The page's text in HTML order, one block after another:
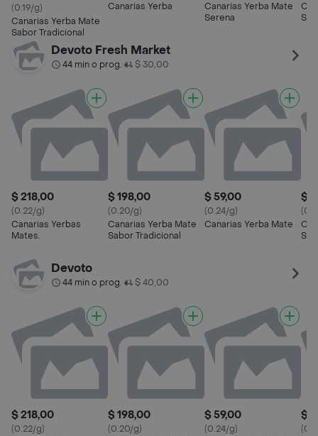
(0.19/g)
Canarias Yerba Mate
Sabor Tradicional
Canarias Yerba
Canarias Yerba Mate
Serena
Devoto Fresh Market
44 min o prog.• $ 30,00
$ 218,00
(0.22/g)
Canarias Yerbas
Mates.
$ 198,00
(0.20/g)
Canarias Yerba Mate
Sabor Tradicional
$ 59,00
(0.24/g)
Canarias Yerba Mate
$
Devoto
44 min o prog.• $ 40,00
$ 218,00
(0.22/g)
$ 198,00
(0.20/g)
$ 59,00
(0.24/g)
$